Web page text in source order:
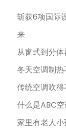
斩获6项国际
来
从窗式到分
冬天空调制
传统空调吹
什么是ABC
家里有老人